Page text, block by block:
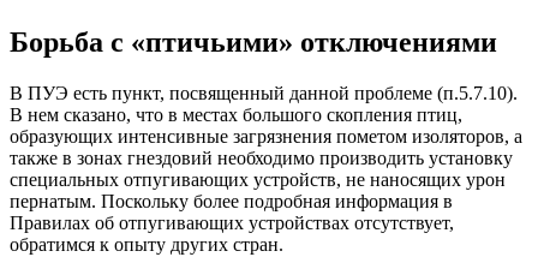
Борьба с «птичьими» отключениями
В ПУЭ есть пункт, посвященный данной проблеме (п.5.7.10).
В нем сказано, что в местах большого скопления птиц,
образующих интенсивные загрязнения пометом изоляторов, а
также в зонах гнездовий необходимо производить установку
специальных отпугивающих устройств, не наносящих урон
пернатым. Поскольку более подробная информация в
Правилах об отпугивающих устройствах отсутствует,
обратимся к опыту других стран.